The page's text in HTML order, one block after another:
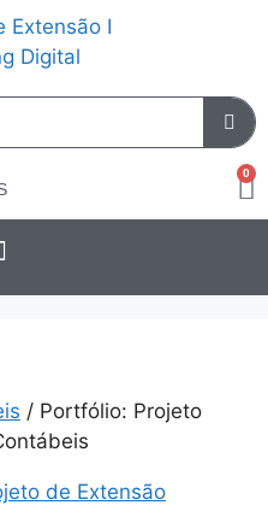
0
/ Portfólio: Projeto